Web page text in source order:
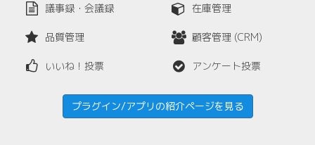
議事録・会議録 在庫管理
品質管理 顧客管理 (CRM)
いいね！投票 アンケート投票
プラグイン/アプリの紹介ページを見る